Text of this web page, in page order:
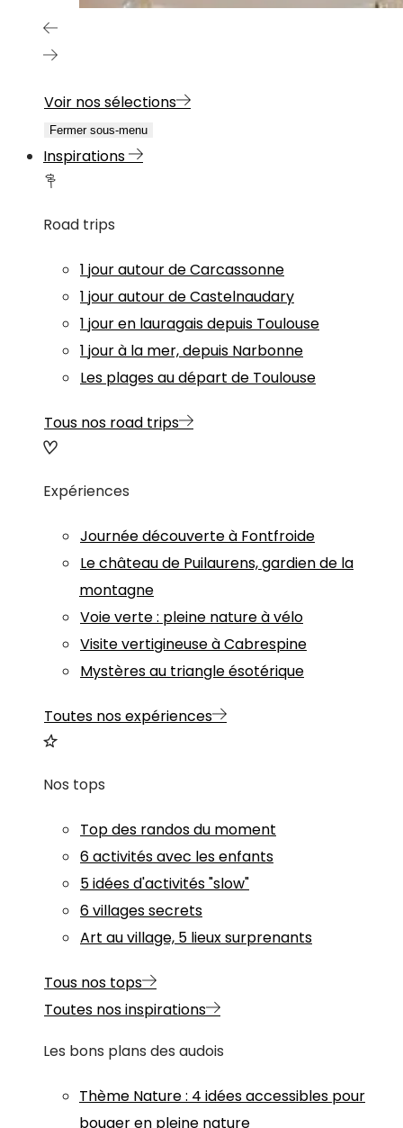
Voir nos sélections
Fermer sous-menu
Inspirations
Road trips
1 jour autour de Carcassonne
1 jour autour de Castelnaudary
1 jour en lauragais depuis Toulouse
1 jour à la mer, depuis Narbonne
Les plages au départ de Toulouse
Tous nos road trips
Expériences
Journée découverte à Fontfroide
Le château de Puilaurens, gardien de la
montagne
Voie verte : pleine nature à vélo
Visite vertigineuse à Cabrespine
Mystères au triangle ésotérique
Toutes nos expériences
Nos tops
Top des randos du moment
6 activités avec les enfants
5 idées d'activités "slow"
6 villages secrets
Art au village, 5 lieux surprenants
Tous nos tops
Toutes nos inspirations
Les bons plans des audois
Thème Nature: 4 idées accessibles pour
bouger en pleine nature